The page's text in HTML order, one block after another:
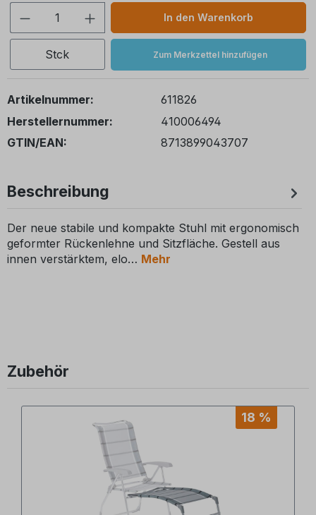
Produkt Anzahl: Gib den gewünschten
In den Warenkorb
Stck Zum Merkzettel hinzufügen
Artikelnummer:
611826
Herstellernummer:
410006494
GTIN/EAN:
8713899043707
Beschreibung
Der neue stabile und kompakte Stuhl mit ergonomisch
geformter Rückenlehne und Sitzfläche. Gestell aus
innen verstärktem, elo Mehr
Zubehör
18 %